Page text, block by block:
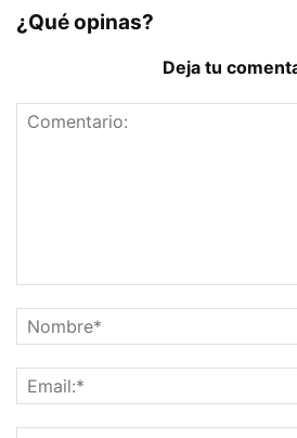
¿Qué opinas?
Deja tu